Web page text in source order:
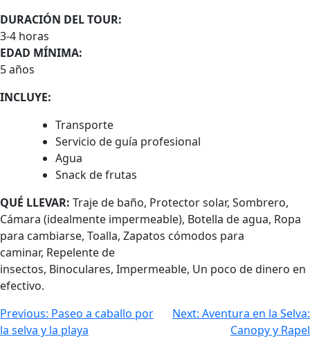
DURACIÓN DEL TOUR:
3-4 horas
EDAD MÍNIMA:
5 años
INCLUYE:
Transporte
Servicio de guía profesional
Agua
Snack de frutas
QUÉ LLEVAR: Traje de baño, Protector solar, Sombrero,
Cámara (idealmente impermeable), Botella de agua, Ropa
para cambiarse, Toalla, Zapatos cómodos para
caminar, Repelente de
insectos, Binoculares, Impermeable, Un poco de dinero en
efectivo.
Previous: Paseo a caballo por
la selva y la playa
Next: Aventura en la Selva:
Canopy y Rapel